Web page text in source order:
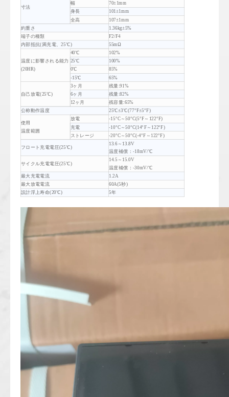
寸法
幅
70±1mm
身長
101±1mm
全高
107±1mm
約重さ
1.36kg±5%
端子の種類
F2/F4
内部抵抗(満充電、25℃)
55mΩ
温度に影響される能力
(20HR)
40℃
102%
25℃
100%
0℃
85%
-15℃
65%
自己放電(25℃)
3ヶ月
残量:91%
6ヶ月
残量:82%
12ヶ月
残容量:65%
公称動作温度
25℃±3℃(77°F±5°F)
使用
温度範囲
放電
-15°C～50°C(5°F～122°F)
充電
-10°C～50°C(14°F～122°F)
ストレージ
-20°C～50°C(-4°F～122°F)
フロート充電電圧(25℃)
13.6～13.8V
温度補償：-18mV/℃
サイクル充電電圧(25℃)
14.5～15.0V
温度補償：-30mV/℃
最大充電電流
1.2A
最大放電電流
60A(5秒)
設計浮上寿命(20℃)
5年